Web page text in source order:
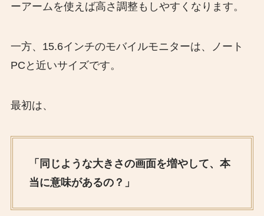
ーアームを使えば高さ調整もしやすくなります。
一方、15.6インチのモバイルモニターは、ノート
PCと近いサイズです。
最初は、
「同じような大きさの画面を増やして、本
当に意味があるの？」